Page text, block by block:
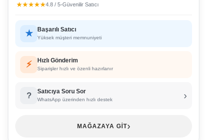
★★★★★4.8 / 5•Güvenilir Satıcı
★ Başarılı Satıcı
Yüksek müşteri memnuniyeti
⚡ Hızlı Gönderim
Siparişler hızlı ve özenli hazırlanır
? Satıcıya Soru Sor
WhatsApp üzerinden hızlı destek ›
MAĞAZAYA GİT›